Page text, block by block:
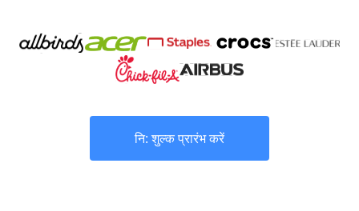
नि: शुल्क प्रारंभ करें